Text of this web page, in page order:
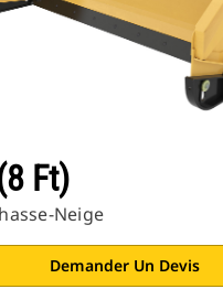
Ft)
Neige
Demander Un Devis